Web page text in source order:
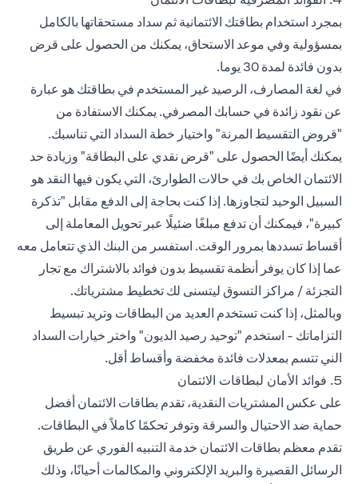
بمجرد استخدام بطاقتك الائتمانية ثم سداد مستحقاتها بالكامل
بمسؤولية وفي موعد الاستحاق، يمكنك من الحصول على قرض
بدون فائدة لمدة 30 يوما.
في لغة المصارف، الرصيد غير المستخدم في بطاقتك هو عبارة
عن نقود زائدة في حسابك المصرفي. يمكنك الاستفادة من
"قروض التقسيط المرنة" واختيار خطة السداد التي تناسبك.
يمكنك أيضًا الحصول على "قرض نقدي على البطاقة" وزيادة حد
الائتمان الخاص بك في حالات الطوارئ، التي يكون فيها النقد هو
السبيل الوحيد لتجاوزها. إذا كنت بحاجة إلى الدفع مقابل "تذكرة
كبيرة"، فيمكنك أن تدفع مبلغًا ضئيلًا عبر تحويل المعاملة إلى
أقساط تسددها بمرور الوقت. استفسر من البنك الذي تتعامل معه
عما إذا كان يوفر أنظمة تقسيط بدون فوائد بالاشتراك مع تجار
التجزئة / مراكز التسوق ليتسنى لك تخطيط مشترياتك.
وبالمثل، إذا كنت تستخدم العديد من البطاقات وتريد تبسيط
التزاماتك - استخدم "توحيد رصيد الديون" واختر خيارات السداد
الني تتسم بمعدلات فائدة مخفضة وأقساط أقل.
5. فوائد الأمان لبطاقات الائتمان
على عكس المشتريات النقدية، تقدم بطاقات الائتمان أفضل
حماية ضد الاحتيال والسرقة وتوفر تحكمًا كاملاً في البطاقات.
تقدم معظم بطاقات الائتمان خدمة التنبيه الفوري عن طريق
الرسائل القصيرة والبريد الإلكتروني والمكالمات أحيانًا، وذلك